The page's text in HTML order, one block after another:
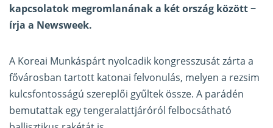
kapcsolatok megromlanának a két ország között −
írja a Newsweek.
A Koreai Munkáspárt nyolcadik kongresszusát zárta a
fővárosban tartott katonai felvonulás, melyen a rezsim
kulcsfontosságú szereplői gyűltek össze. A parádén
bemutattak egy tengeralattjáróról felbocsátható